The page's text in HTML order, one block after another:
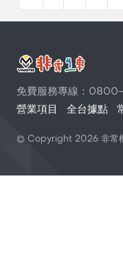
免費服務專線：
營業項目
全台據點
© Copyright 2026 非常